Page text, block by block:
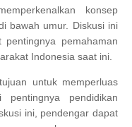
konsep
bawah umur. Diskusi ini
pemahaman
Indonesia saat ini.
untuk memperluas
pentingnya pendidikan
ini, pendengar dapat